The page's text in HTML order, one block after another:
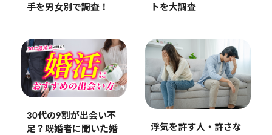
手を男女別で調査！
トを大調査
30代の9割が出会い不
足？既婚者に聞いた婚
浮気を許す人・許さな